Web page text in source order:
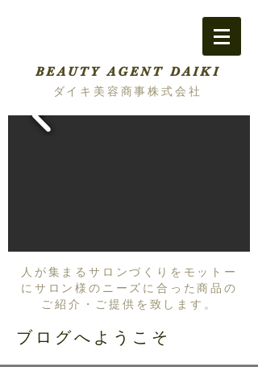
BEAUTY AGENT DAIKI
ダイキ美容商事株式会社
人が集まるサロンづくりをモットー
にサロン様のニーズに合った商品の
ご紹介・ご提供を致します。
ブログへようこそ